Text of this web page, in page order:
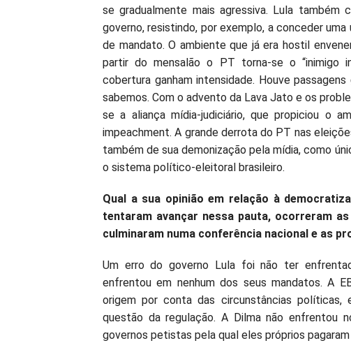
se gradualmente mais agressiva. Lula
governo, resistindo, por exemplo, a conceder
de mandato. O ambiente que já era hostil
partir do mensalão o PT torna-se o “inimigo
cobertura ganham intensidade. Houve
sabemos. Com o advento da Lava Jato e os
se a aliança mídia-judiciário, que propiciou o
impeachment. A grande derrota do PT nas
também de sua demonização pela mídia, como
o sistema político-eleitoral brasileiro.
Qual a sua opinião em relação à
tentaram avançar nessa pauta, ocorreram
culminaram numa conferência nacional e as
Um erro do governo Lula foi não ter
enfrentou em nenhum dos seus mandatos. A
origem por conta das circunstâncias
questão da regulação. A Dilma não enfrentou
governos petistas pela qual eles próprios